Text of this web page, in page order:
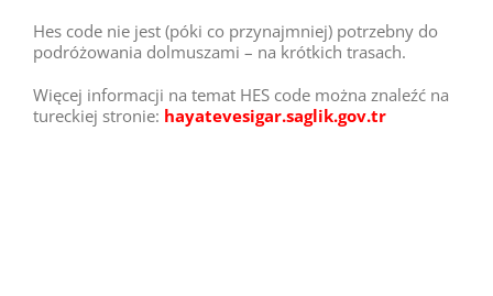
Hes code nie jest (póki co przynajmniej) potrzebny do
podróżowania dolmuszami – na krótkich trasach.
Więcej informacji na temat HES code można znaleźć na
tureckiej stronie: hayatevesigar.saglik.gov.tr